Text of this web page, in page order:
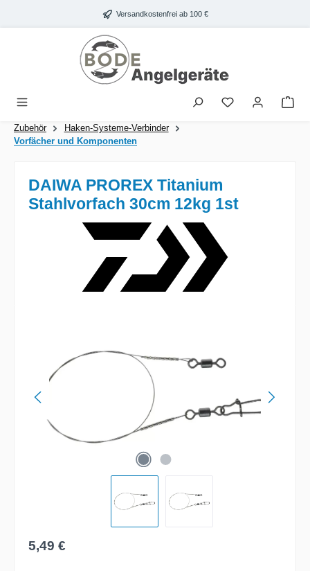
Zum Hauptinhalt springen Versandkostenfrei ab 100 €
Zubehör
Haken-Systeme-Verbinder
Vorfächer und Komponenten
DAIWA PROREX Titanium
Stahlvorfach 30cm 12kg 1st
Regulärer Preis:
5,49 €